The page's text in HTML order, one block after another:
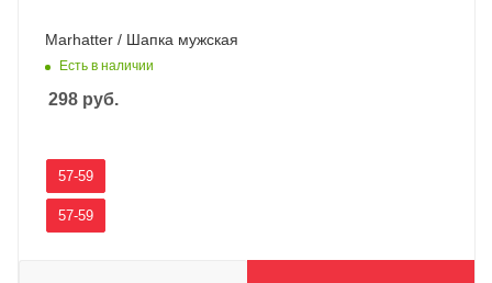
Marhatter / Шапка мужская
Есть в наличии
298 руб.
57-59
57-59